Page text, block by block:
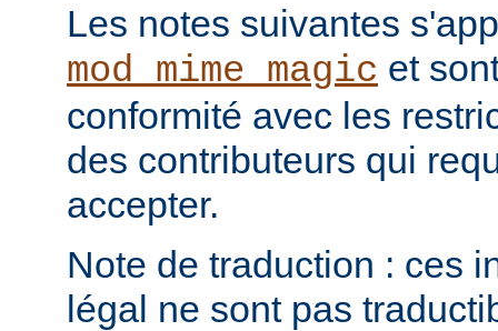
Les notes suivantes
mod_mime_magic et
conformité avec les
des contributeurs qui
accepter.
Note de traduction : ces
légal ne sont pas